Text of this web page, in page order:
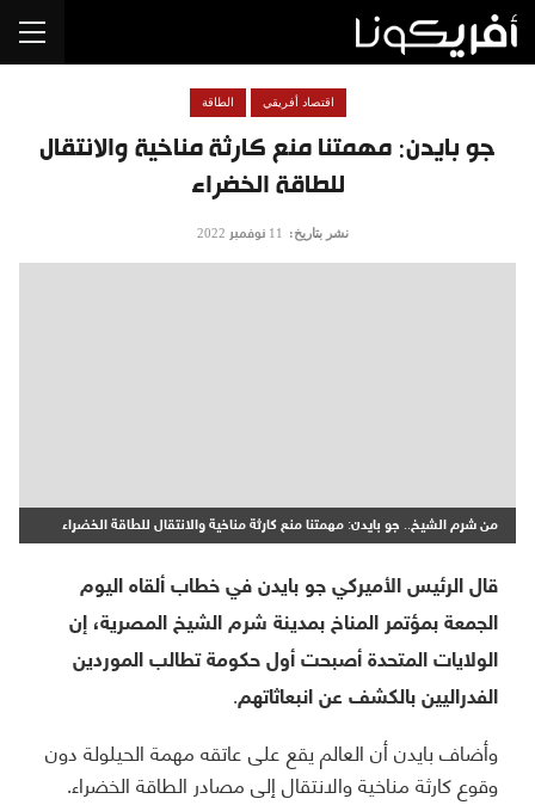
جو بايدن: مهمتنا منع كارثة مناخية والانتقال
للطاقة الخضراء
اقتصاد أفريقي الطاقة
نشر بتاريخ: 11 نوفمبر 2022
من شرم الشيخ.. جو بايدن: مهمتنا منع كارثة مناخية والانتقال للطاقة الخضراء
قال الرئيس الأميركي جو بايدن في خطاب ألقاه اليوم
الجمعة بمؤتمر المناخ بمدينة ‏شرم الشيخ المصرية، إن
الولايات المتحدة أصبحت أول حكومة تطالب الموردين
‏الفدراليين بالكشف عن انبعاثاتهم.‏
وأضاف بايدن أن العالم يقع على عاتقه مهمة الحيلولة دون
وقوع كارثة مناخية ‏والانتقال إلى مصادر الطاقة الخضراء.‏